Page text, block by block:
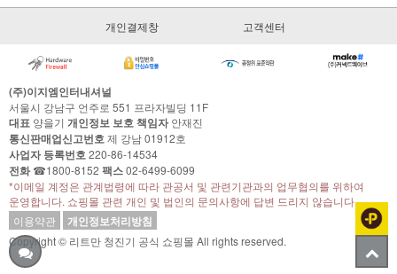
개인결제창 고객센터
(주)이지엠인터내셔널
서울시 강남구 언주로 551 프라자빌딩 11F
대표 양을기 개인정보 보호 책임자안재진
통신판매업신고번호제 강남 01912호
사업자 등록번호220-86-14534
전화☎1800-8152 팩스02-6499-6099
*이메일 계정은 관계법령에 따라 관공서 및 관련기관과의 업무협의를 위하여
운영합니다. 쇼핑몰 관련 개인 및 법인의 문의사항에 답변 드리지 않습니다.
이용약관
개인정보처리방침
Copyright © 리트만 청진기 공식 쇼핑몰 All rights reserved.